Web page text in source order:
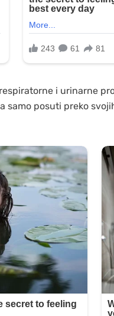
i urinarne
samo posuti preko